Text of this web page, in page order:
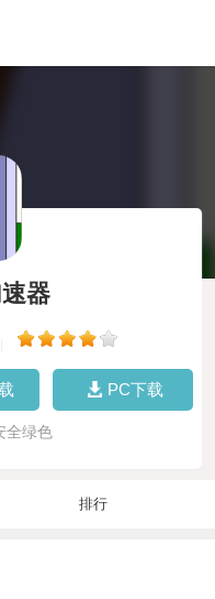
器
PC下载
全绿色
排行